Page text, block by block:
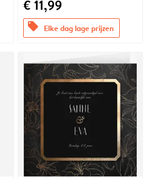
€ 11,99
offers Elke dag lage prijzen